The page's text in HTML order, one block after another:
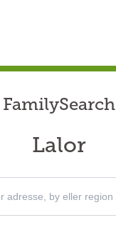
FamilySearch
Lalor